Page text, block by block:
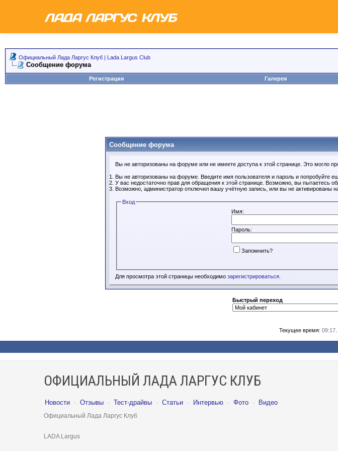
Официальный Лада Ларгус Клуб | Lada Largus Club
Сообщение форума
Регистрация
Галерея
Сообщение форума
Вы не авторизованы на форуме или не имеете доступа к этой странице. Это могло
Вы не авторизованы на форуме. Введите имя пользователя и пароль и попробуйте
У вас недостаточно прав для обращения к этой странице. Возможно, вы пытаетесь
Возможно, администратор отключил вашу учётную запись, или вы не активированы
Вход
Имя:
Пароль:
Запомнить?
Для просмотра этой страницы необходимо зарегистрироваться
Быстрый переход
Текущее время: 09:17
ОФИЦИАЛЬНЫЙ ЛАДА ЛАРГУС КЛУБ
Новости · Отзывы · Тест-драйвы · Статьи · Интервью · Фото · Видео
Официальный Лада Ларгус Клуб
LADA Largus